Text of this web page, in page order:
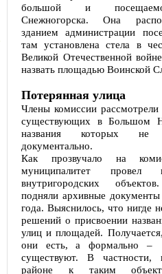
большой и
Снежногорска. Она
зданием администрации
там установлена стела в
Великой Отечественной
назвать площадью Воинской
Потерянная улица
Члены комиссии
существующих в Большом
названия которых не
документально.
Как прозвучало на
муниципалитет провел
внутригородских
подняли архивные
года. Выяснилось, что нигде
решений о присвоении
улиц и площадей.
они есть, а формально –
существуют. В частности,
районе к таким